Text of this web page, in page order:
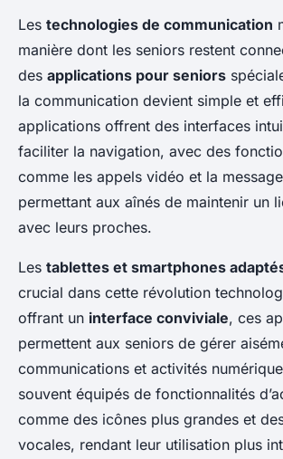
Les technologies de communication
manière dont les seniors restent
des applications pour seniors
la communication devient simple et
applications offrent des interfaces
faciliter la navigation, avec des
comme les appels vidéo et la
permettant aux aînés de maintenir un
avec leurs proches.
Les tablettes et smartphones
crucial dans cette révolution
offrant un interface conviviale, ces
permettent aux seniors de gérer
communications et activités
souvent équipés de fonctionnalités
comme des icônes plus grandes et
vocales, rendant leur utilisation plus